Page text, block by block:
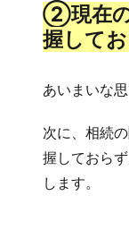
②現在の
握してお
あいまいな
次に、相続
握しておら
します。